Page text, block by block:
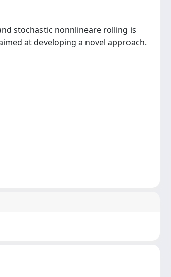
stochastic nonnlineare rolling is
at developing a novel approach.